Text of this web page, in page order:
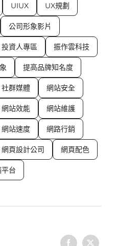
UIUX UX規劃
公司形象影片
投資人專區 振作雲科技
提高品牌知名度
社群媒體 網站安全
網站效能 網站維護
網站速度 網路行銷
網頁設計公司 網頁配色
台